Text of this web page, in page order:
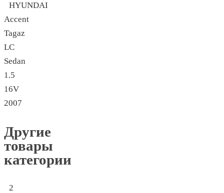
HYUNDAI
Accent
Tagaz
LC
Sedan
1.5
16V
2007
Другие
товары
категории
2